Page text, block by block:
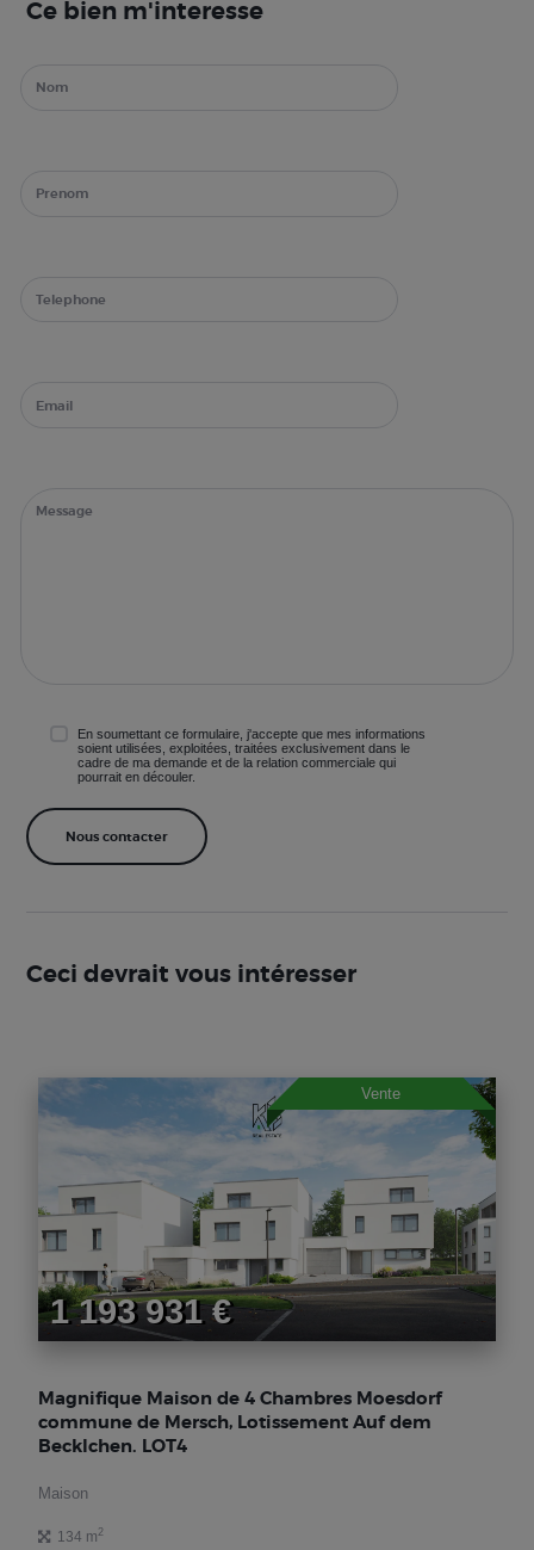
Ce bien m'interesse
En soumettant ce formulaire, j'accepte que mes informations
soient utilisées, exploitées, traitées exclusivement dans le
cadre de ma demande et de la relation commerciale qui
pourrait en découler.
Ceci devrait vous intéresser
Vente
1 193 931 €
Magnifique Maison de 4 Chambres Moesdorf
commune de Mersch, Lotissement Auf dem
Becklchen. LOT4
Maison
134 m 2